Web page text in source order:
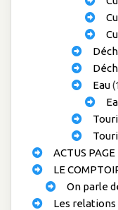
Eau
ACTUS
LE
On parle
Les relations